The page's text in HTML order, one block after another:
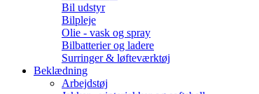
Bil udstyr
Bilpleje
Olie - vask og spray
Bilbatterier og ladere
Surringer & løfteværktøj
Beklædning
Arbejdstøj